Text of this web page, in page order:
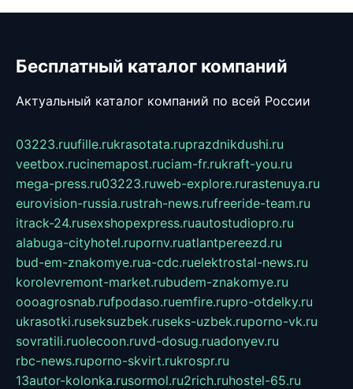
Бесплатный каталог компаний
Актуальный каталог компаний по всей России
03223.ruufille.rukrasotata.ruprazdnikdushi.ru
veetbox.rucinemapost.ruciam-fr.rukraft-you.ru
mega-press.ru03223.ruweb-explore.rurastenuya.ru
eurovision-russia.rustrah-news.rufreeride-team.ru
itrack-24.rusexshopexpress.ruautostudiopro.ru
alabuga-cityhotel.rupornv.ruatlantpereezd.ru
bud-em-znakomye.rua-cdc.ruelektrostal-news.ru
korolevremont-market.rubudem-znakomye.ru
oooagrosnab.rufpodaso.ruemfire.rupro-otdelky.ru
ukrasotki.ruseksuzbek.ruseks-uzbek.ruporno-vk.ru
sovratili.ruolecoon.ruvd-dosug.ruadonyev.ru
rbc-news.ruporno-skvirt.rukrospr.ru
13autor-kolonka.rusormol.ru2rich.ruhostel-65.ru